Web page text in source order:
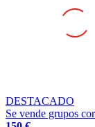
DESTACADO
Se vende grupos